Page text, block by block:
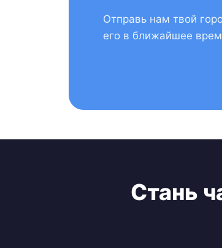
Отправь нам твой
его в ближайшее
Стань